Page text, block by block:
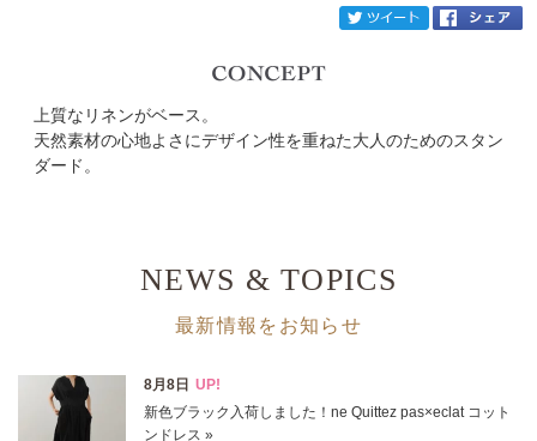
ブランド LOISIR
カテゴリ
円～
上質なリネンがベース。
天然素材の心地よさにデザイン性を重ねた大人のためのスタン
ダード。
NEWS & TOPICS
最新情報をお知らせ